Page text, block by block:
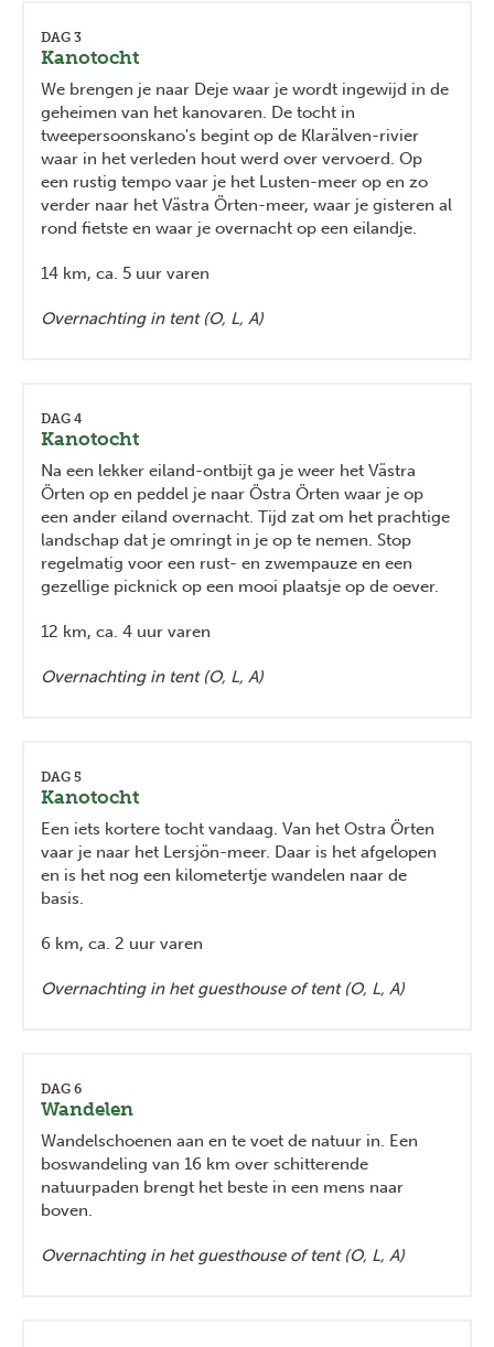
DAG 3
Kanotocht
We brengen je naar Deje waar je wordt ingewijd in de
geheimen van het kanovaren. De tocht in
tweepersoonskano's begint op de Klarälven-rivier
waar in het verleden hout werd over vervoerd. Op
een rustig tempo vaar je het Lusten-meer op en zo
verder naar het Västra Örten-meer, waar je gisteren al
rond fietste en waar je overnacht op een eilandje.
14 km, ca. 5 uur varen
Overnachting in tent (O, L, A)
DAG 4
Kanotocht
Na een lekker eiland-ontbijt ga je weer het Västra
Örten op en peddel je naar Östra Örten waar je op
een ander eiland overnacht. Tijd zat om het prachtige
landschap dat je omringt in je op te nemen. Stop
regelmatig voor een rust- en zwempauze en een
gezellige picknick op een mooi plaatsje op de oever.
12 km, ca. 4 uur varen
Overnachting in tent (O, L, A)
DAG 5
Kanotocht
Een iets kortere tocht vandaag. Van het Ostra Örten
vaar je naar het Lersjön-meer. Daar is het afgelopen
en is het nog een kilometertje wandelen naar de
basis.
6 km, ca. 2 uur varen
Overnachting in het guesthouse of tent (O, L, A)
DAG 6
Wandelen
Wandelschoenen aan en te voet de natuur in. Een
boswandeling van 16 km over schitterende
natuurpaden brengt het beste in een mens naar
boven.
Overnachting in het guesthouse of tent (O, L, A)